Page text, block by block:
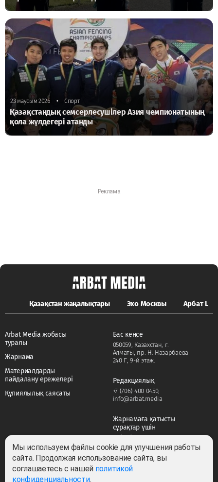
23 маусым 2026 • Спорт
Қазақстандық семсерлесушілер Азия чемпионатының
қола жүлдегері атанды
Қазақстан жаңалықтары Эхо Москвы Арбат LIFE
Arbat Media жобасы
туралы
Жарнама
Материалдарды
пайдалану ережелері
Құпиялылық саясаты
Бас кеңсе
050059, Казахстан, г.
Алматы, пр. Н. Назарбаева
240 Г, 9-й этаж.
Редакциялық
+7 (706) 400 0450,
info@arbat.media
Жарнамаға қатысты
сұрақтар үшін
adv@arbat.media
Мы используем файлы cookie для улучшения работы
сайта. Продолжая использование сайта, вы
соглашаетесь с нашей политикой
конфиденциальности.